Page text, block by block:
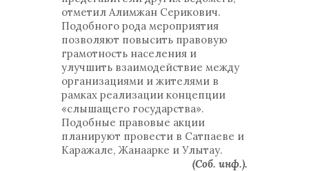
отметил Алимжан Серикович.
Подобного рода мероприятия
позволяют повысить правовую
грамотность населения и
улучшить взаимодействие между
организациями и жителями в
рамках реализации концепции
«слышащего государства».
Подобные правовые акции
планируют провести в Сатпаеве и
Каражале, Жанаарке и Улытау.
(Соб. инф.).